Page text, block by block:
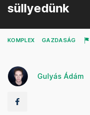
süllyedünk
KOMPLEX GAZDASÁG
Gulyás Ádám